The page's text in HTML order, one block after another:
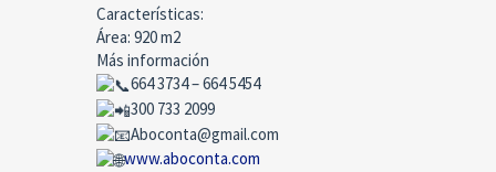
Características:
Área: 920 m2
Más información
664 3734 – 664 5454
300 733 2099
Aboconta@gmail.com
www.aboconta.com